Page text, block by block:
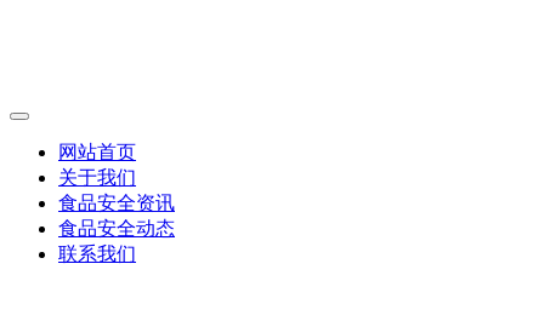
网站首页
关于我们
食品安全资讯
食品安全动态
联系我们